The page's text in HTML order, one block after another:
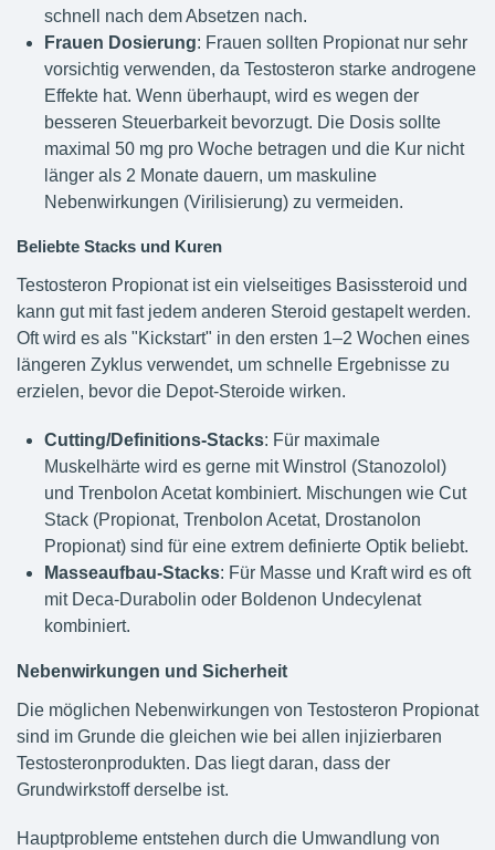
schnell nach dem Absetzen nach.
Frauen Dosierung: Frauen sollten Propionat nur sehr
vorsichtig verwenden, da Testosteron starke androgene
Effekte hat. Wenn überhaupt, wird es wegen der
besseren Steuerbarkeit bevorzugt. Die Dosis sollte
maximal 50 mg pro Woche betragen und die Kur nicht
länger als 2 Monate dauern, um maskuline
Nebenwirkungen (Virilisierung) zu vermeiden.
Beliebte Stacks und Kuren
Testosteron Propionat ist ein vielseitiges Basissteroid und
kann gut mit fast jedem anderen Steroid gestapelt werden.
Oft wird es als "Kickstart" in den ersten 1–2 Wochen eines
längeren Zyklus verwendet, um schnelle Ergebnisse zu
erzielen, bevor die Depot-Steroide wirken.
Cutting/Definitions-Stacks: Für maximale
Muskelhärte wird es gerne mit Winstrol (Stanozolol)
und Trenbolon Acetat kombiniert. Mischungen wie Cut
Stack (Propionat, Trenbolon Acetat, Drostanolon
Propionat) sind für eine extrem definierte Optik beliebt.
Masseaufbau-Stacks: Für Masse und Kraft wird es oft
mit Deca-Durabolin oder Boldenon Undecylenat
kombiniert.
Nebenwirkungen und Sicherheit
Die möglichen Nebenwirkungen von Testosteron Propionat
sind im Grunde die gleichen wie bei allen injizierbaren
Testosteronprodukten. Das liegt daran, dass der
Grundwirkstoff derselbe ist.
Hauptprobleme entstehen durch die Umwandlung von